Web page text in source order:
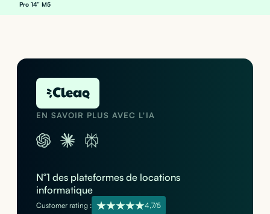
Pro 14” M5
EN SAVOIR PLUS AVEC L'IA
N°1 des plateformes de locations
informatique
Customer rating : 4,7/5